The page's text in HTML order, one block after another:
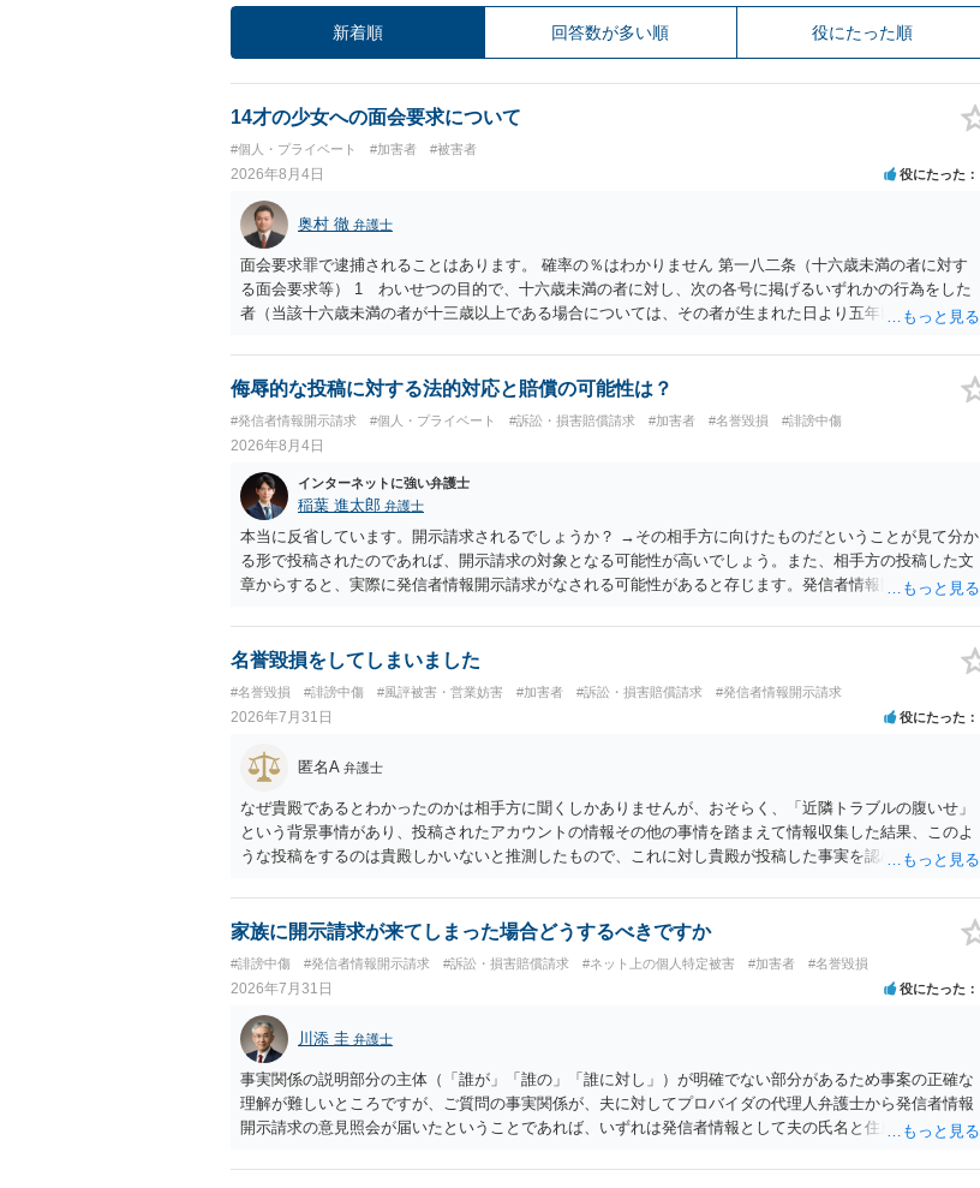
新着順 回答数が多い順 役にたった順
14才の少女への面会要求について
#個人・プライベート #加害者 #被害者
2026年8月4日 役にたった
奥村 徹 弁護士
面会要求罪で逮捕されることはあります。 確率の％はわかりません 第一八二条（十六歳未満の者に対す
る面会要求等） 1 わいせつの目的で、十六歳未満の者に対し、次の各号に掲げるいずれかの行為をした
者（当該十六歳未満の者が十三歳以上である場合については、その者が生まれた日より五年以上前の日に
又は誘惑して面会を要求すること。 二 拒まれたにもかかわらず、反復して面会を要求すること。 三
金銭その他の利益を供与し、又はその申込み若しくは約束をして面会を要求すること。 2前項の罪を犯
罰金に処する。
侮辱的な投稿に対する法的対応と賠償の可能性は？
#発信者情報開示請求 #個人・プライベート #訴訟・損害賠償請求 #加害者 #名誉毀損 #誹謗中傷
2026年8月4日
インターネットに強い弁護士
稲葉 進太郎 弁護士
本当に反省しています。開示請求されるでしょうか？ →その相手方に向けたものだということが見て分か
る形で投稿されたのであれば、開示請求の対象となる可能性が高いでしょう。また、相手方の投稿した文
章からすると、実際に発信者情報開示請求がなされる可能性があると存じます。発信者情報開示請求が進
カウントの登録メールに意見照会がなされます。 また、された場合賠償金はいくらでしょうか。 →ケー
スバイケースであり、数万円から１００万単位まで様々でしょう。裁判外であれば交渉して相手方の請求
名誉毀損をしてしまいました
#名誉毀損 #誹謗中傷 #風評被害・営業妨害 #加害者 #訴訟・損害賠償請求 #発信者情報開示請求
2026年7月31日 役にたった
匿名A 弁護士
なぜ貴殿であるとわかったのかは相手方に聞くしかありませんが、おそらく、「近隣トラブルの腹いせ」
という背景事情があり、投稿されたアカウントの情報その他の事情を踏まえて情報収集した結果、このよ
うな投稿をするのは貴殿しかいないと推測したもので、これに対し貴殿が投稿した事実を認めてしまった
すので何とも言えません。公開の場で回答するには情報が乏しく、ここで詳細を明らかにすることは事案
の特定に繋がってしまうので、弁護士へ直接相談した方がよいです。
家族に開示請求が来てしまった場合どうするべきですか
#誹謗中傷 #発信者情報開示請求 #訴訟・損害賠償請求 #ネット上の個人特定被害 #加害者 #名誉毀損
2026年7月31日 役にたった
川添 圭 弁護士
事実関係の説明部分の主体（「誰が」「誰の」「誰に対し」）が明確でない部分があるため事案の正確な
理解が難しいところですが、ご質問の事実関係が、夫に対してプロバイダの代理人弁護士から発信者情報
開示請求の意見照会が届いたということであれば、いずれは発信者情報として夫の氏名と住所が開示さ
可能性があるように思われます。この場合は、開示請求者（とある女性？）の代理人弁護士へ、実は投稿